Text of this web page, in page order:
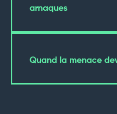
arnaques
Quand la menace